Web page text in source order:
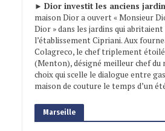
► Dior investit les anciens
maison Dior a ouvert « Monsieur
Dior » dans les jardins qui
l’établissement Cipriani. Aux
Colagreco, le chef triplement
(Menton), désigné meilleur chef du
choix qui scelle le dialogue entre
maison de couture le temps d’un
Marseille